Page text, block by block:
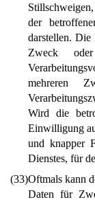
der
darstellen.
Zweck oder
mehreren
Wird die
Einwilligung
und knapper
Dienstes, für
(33)Oftmals kann
Daten für